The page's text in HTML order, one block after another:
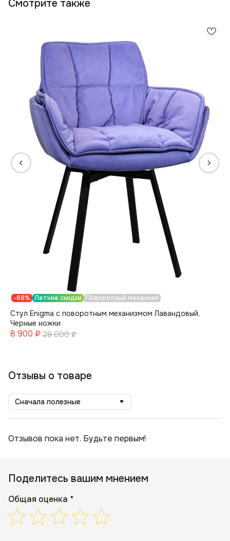
Смотрите также
-68% Летние скидки Поворотный механизм
Стул Enigma с поворотным механизмом Лавандовый,
Черные ножки
8 900 ₽ 28 000 ₽
Отзывы о товаре
Сначала полезные
Отзывов пока нет. Будьте первым!
Поделитесь вашим мнением
Общая оценка *